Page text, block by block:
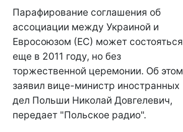
Парафирование соглашения об
ассоциации между Украиной и
Евросоюзом (ЕС) может состояться
еще в 2011 году, но без
торжественной церемонии. Об этом
заявил вице-министр иностранных
дел Польши Николай Довгелевич,
передает "Польское радио".